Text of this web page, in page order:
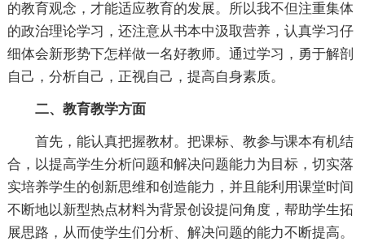
的教育观念，才能适应教育的发展。所以我不但注重集体
的政治理论学习，还注意从书本中汲取营养，认真学习仔
细体会新形势下怎样做一名好教师。通过学习，勇于解剖
自己，分析自己，正视自己，提高自身素质。
二、教育教学方面
首先，能认真把握教材。把课标、教参与课本有机结
合，以提高学生分析问题和解决问题能力为目标，切实落
实培养学生的创新思维和创造能力，并且能利用课堂时间
不断地以新型热点材料为背景创设提问角度，帮助学生拓
展思路，从而使学生们分析、解决问题的能力不断提高。